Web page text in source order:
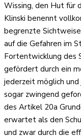
Wissing, den Hut für
Klinski benennt
begrenzte
auf die Gefahren im
Fortentwicklung des
gefördert durch ein
jederzeit möglich und
sogar zwingend
des Artikel 20a
erwartet als den
und zwar durch die